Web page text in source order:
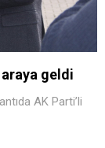
araya geldi
AK Parti’li